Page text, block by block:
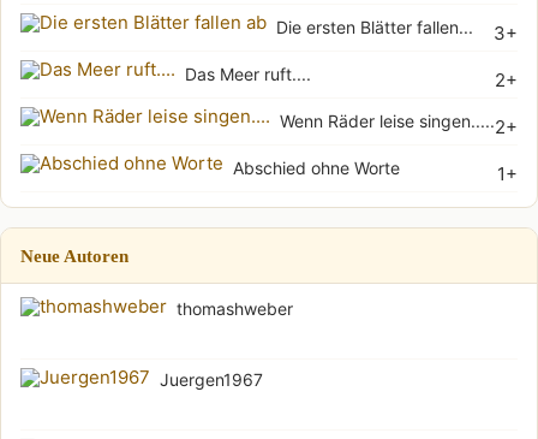
3+
Die ersten Blätter fallen...
2+
Das Meer ruft....
2+
Wenn Räder leise singen.....
1+
Abschied ohne Worte
Neue Autoren
thomashweber
Juergen1967